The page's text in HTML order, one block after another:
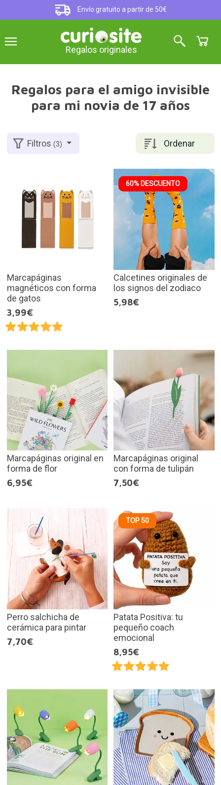
Envío gratuito a partir de 50€
Regalos originales
Regalos para el amigo invisible
para mi novia de 17 años
Ordenar
Filtros(3)
Marcapáginas
magnéticos con forma
de gatos
3,99€
60% DESCUENTO
Calcetines originales de
los signos del zodiaco
5,98€
Marcapáginas original en
forma de flor
6,95€
Marcapáginas original
con forma de tulipán
7,50€
Perro salchicha de
cerámica para pintar
7,70€
TOP 50
Patata Positiva: tu
pequeño coach
emocional
8,95€